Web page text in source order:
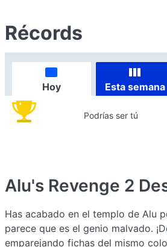
Récords
Hoy Esta semana
Podrías ser tú
Alu's Revenge 2
Has acabado en el templo de Alu
parece que es el genio malvado.
emparejando fichas del mismo